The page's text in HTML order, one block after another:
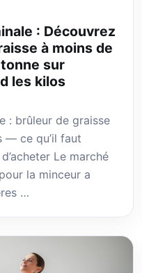
: Découvrez
à moins de
sur
les kilos
: brûleur de graisse
— ce qu’il faut
Le marché
la minceur a
…